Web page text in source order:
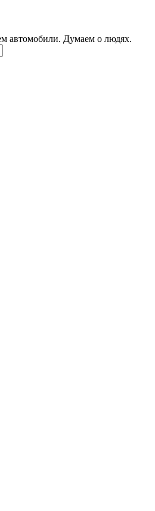
автомобили. Думаем о людях.